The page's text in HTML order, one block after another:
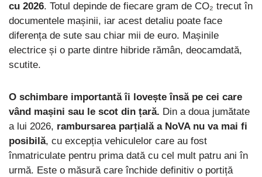
cu 2026. Totul depinde de fiecare gram de CO₂ trecut în
documentele mașinii, iar acest detaliu poate face
diferența de sute sau chiar mii de euro. Mașinile
electrice și o parte dintre hibride rămân, deocamdată,
scutite.
O schimbare importantă îi lovește însă pe cei care
vând mașini sau le scot din țară. Din a doua jumătate
a lui 2026, rambursarea parțială a NoVA nu va mai fi
posibilă, cu excepția vehiculelor care au fost
înmatriculate pentru prima dată cu cel mult patru ani în
urmă. Este o măsură care închide definitiv o portiță